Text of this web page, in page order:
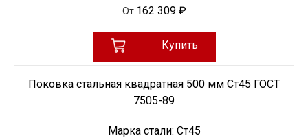
От 162 309 ₽
Купить
Поковка стальная квадратная 500 мм Ст45 ГОСТ
7505-89
Марка стали: Ст45